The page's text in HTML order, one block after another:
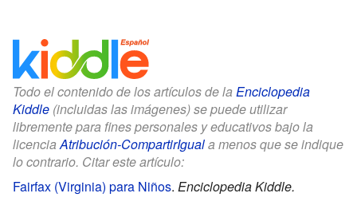
Todo el contenido de los artículos de la Enciclopedia
Kiddle (incluidas las imágenes) se puede utilizar
libremente para fines personales y educativos bajo la
licenciaAtribución-CompartirIguala menos que se indique
lo contrario. Citar este artículo:
Fairfax (Virginia) para Niños. Enciclopedia Kiddle.